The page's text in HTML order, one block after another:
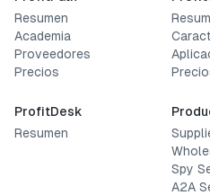
Resumen
Academia
Proveedores
Precios
ProfitDesk
Resumen
Spy
A2A